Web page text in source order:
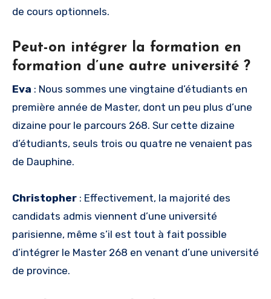
de cours optionnels.
Peut-on intégrer la formation en
formation d’une autre université ?
Eva : Nous sommes une vingtaine d’étudiants en
première année de Master, dont un peu plus d’une
dizaine pour le parcours 268. Sur cette dizaine
d’étudiants, seuls trois ou quatre ne venaient pas
de Dauphine.
Christopher : Effectivement, la majorité des
candidats admis viennent d’une université
parisienne, même s’il est tout à fait possible
d’intégrer le Master 268 en venant d’une université
de province.